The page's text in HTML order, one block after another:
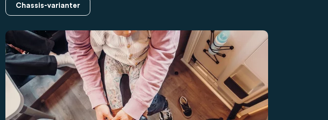
Chassis-varianter